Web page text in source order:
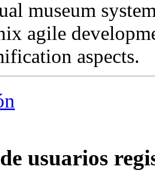
museum
agile
aspects.
usuarios